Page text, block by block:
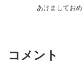
あけましてお
コメント